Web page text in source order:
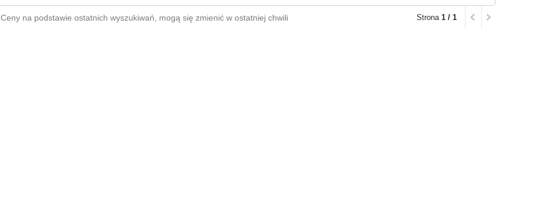
Ceny na podstawie ostatnich wyszukiwań, mogą się zmienić w ostatniej chwili Strona 1 / 1